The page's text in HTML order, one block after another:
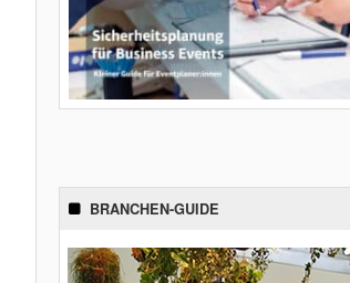
BRANCHEN-GUIDE